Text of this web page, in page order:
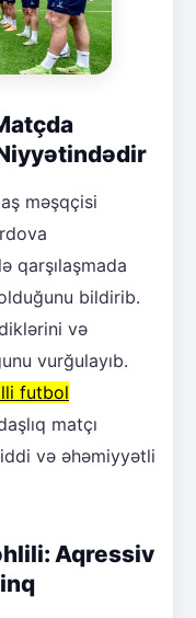
məşqçisi
qarşılaşmada
bildirib.
və
vurğulayıb.
futbol
matçı
və əhəmiyyətli
Aqressiv